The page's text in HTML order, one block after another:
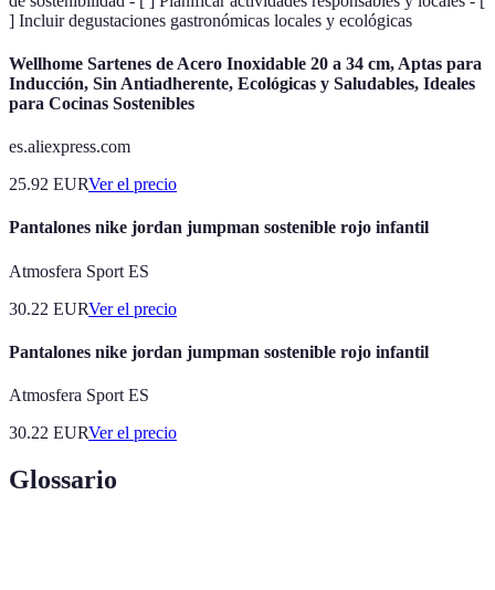
] Incluir degustaciones gastronómicas locales y ecológicas
Wellhome Sartenes de Acero Inoxidable 20 a 34 cm, Aptas para
Inducción, Sin Antiadherente, Ecológicas y Saludables, Ideales
para Cocinas Sostenibles
es.aliexpress.com
25.92 EURVer el precio
Pantalones nike jordan jumpman sostenible rojo infantil
Atmosfera Sport ES
30.22 EURVer el precio
Pantalones nike jordan jumpman sostenible rojo infantil
Atmosfera Sport ES
30.22 EURVer el precio
Glossario